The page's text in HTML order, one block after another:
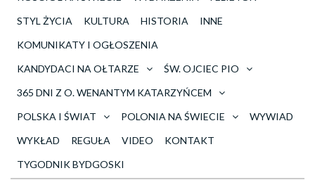
STYL ŻYCIA
KULTURA HISTORIA
INNE
KOMUNIKATY I OGŁOSZENIA
KANDYDACI NA OŁTARZE
ŚW. OJCIEC PIO
365 DNI Z O. WENANTYM KATARZYŃCEM
POLSKA I ŚWIAT
POLONIA NA ŚWIECIE
WYWIAD
WYKŁAD
REGUŁA VIDEO
KONTAKT
TYGODNIK BYDGOSKI